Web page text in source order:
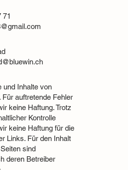
71
und Inhalte von
auftretende Fehler
keine Haftung. Trotz
Kontrolle
keine Haftung für die
Links. Für den Inhalt
sind
deren Betreiber